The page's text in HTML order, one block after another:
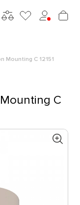
Mounting C 12151
C